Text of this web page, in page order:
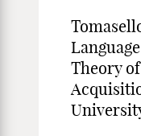
Theory